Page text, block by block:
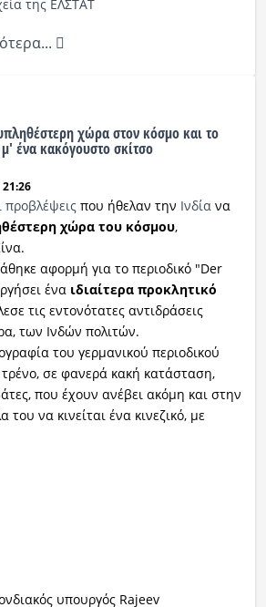
της ΕΛΣΤΑΤ
χώρα στον κόσμο και το
ένα κακόγουστο σκίτσο
προβλέψειςπου ήθελαν την Ινδία να
χώρα του κόσμου,
αφορμή για το περιοδικό "Der
ένα ιδιαίτερα προκλητικό
τις εντονότατες αντιδράσεις
των Ινδών πολιτών.
του γερμανικού περιοδικού
σε φανερά κακή κατάσταση,
που έχουν ανέβει ακόμη και στην
του να κινείται ένα κινεζικό, με
υπουργός Rajeev